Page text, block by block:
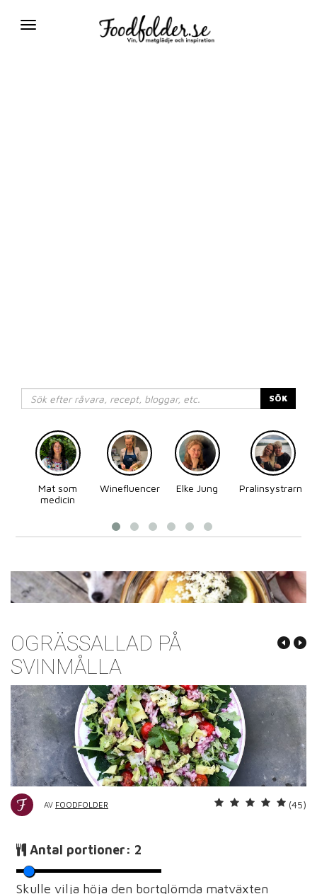
Växla
SÖK
Mat som
medicin
Winefluencer Elke Jung
Pralinsystrarna
OGRÄSSALLAD PÅ
SVINMÅLLA
AV FOODFOLDER (45)
Antal portioner: 2
Skulle vilja höja den bortglömda matväxten